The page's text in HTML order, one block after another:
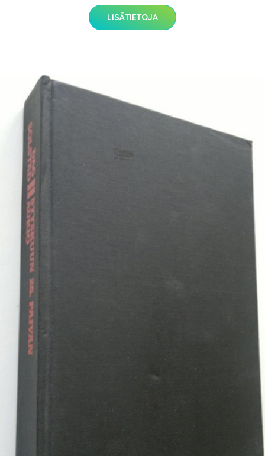
LISÄTIETOJA